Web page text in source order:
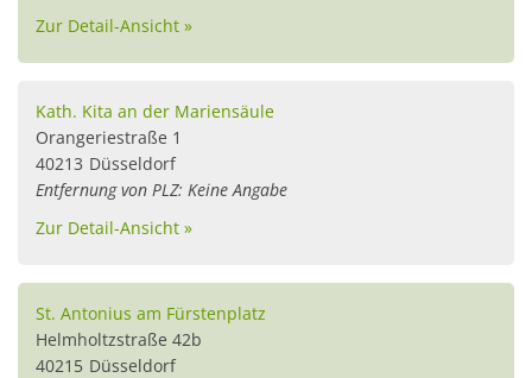
Zur Detail-Ansicht »
Kath. Kita an der Mariensäule
Orangeriestraße 1
40213 Düsseldorf
Entfernung von PLZ: Keine Angabe
Zur Detail-Ansicht »
St. Antonius am Fürstenplatz
Helmholtzstraße 42b
40215 Düsseldorf